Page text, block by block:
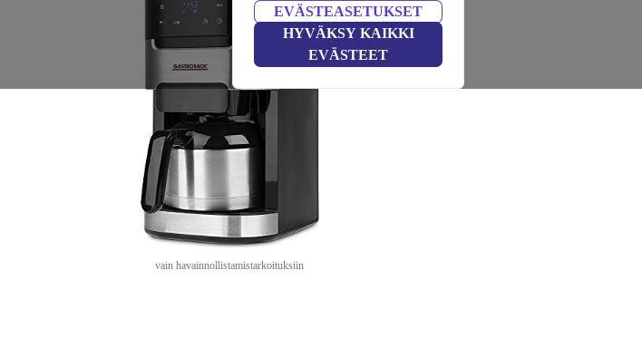
EVÄSTEASETUKSET
HYVÄKSY KAIKKI
EVÄSTEET
vain havainnollistamistarkoituksiin